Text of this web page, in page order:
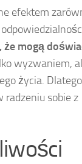
efektem
że mogą
wyzwaniem,
życia.
radzeniu sobie z